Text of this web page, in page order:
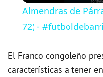
Almendras de
72) -
El Franco congoleño
características a tener